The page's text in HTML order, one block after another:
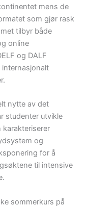
mens de
som gjør rask
tilbyr både
online
og DALF
nytte av det
studenter utvikle
og
for å
til intensive
sommerkurs på